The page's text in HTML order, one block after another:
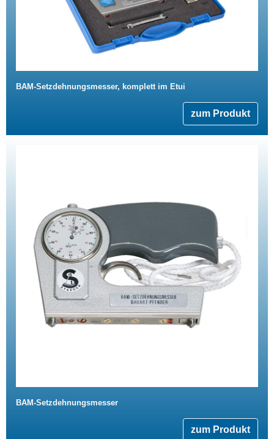
BAM-Setzdehnungsmesser, komplett im Etui
zum Produkt
BAM-Setzdehnungsmesser
zum Produkt